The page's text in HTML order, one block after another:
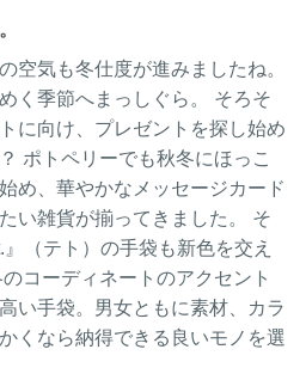
空気も冬仕度が進みましたね。
く季節へまっしぐら。 そろそ
に向け、プレゼントを探し始め
ポトペリーでも秋冬にほっこ
め、華やかなメッセージカード
い雑貨が揃ってきました。 そ
（テト）の手袋も新色を交え
コーディネートのアクセント
い手袋。男女ともに素材、カラ
くなら納得できる良いモノを選